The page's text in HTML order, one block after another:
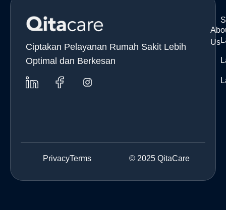
Ciptakan Pelayanan Rumah Sakit Lebih
Optimal dan Berkesan
Us
PrivacyTerms © 2025 QitaCare